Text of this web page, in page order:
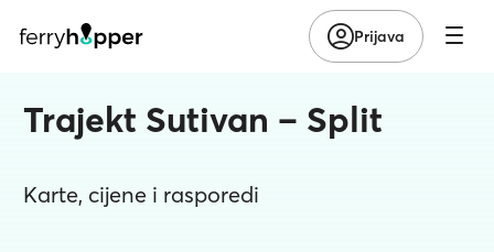
Prijava
Trajekt Sutivan – Split
Karte, cijene i rasporedi